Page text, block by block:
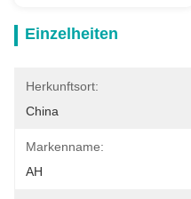
Einzelheiten
Herkunftsort:
China
Markenname:
AH